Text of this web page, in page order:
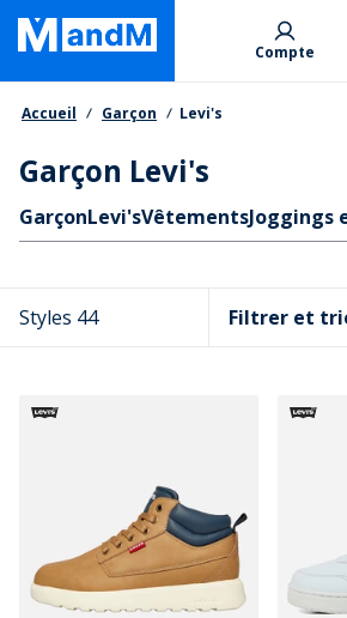
Skip
main
content
Primary departments
Compte
Fil d'Ariane
Accueil Garçon Levi's
Garçon Levi's
Liens rapides
GarçonLevi'sVêtementsJoggings
Styles 44 Filtrer et